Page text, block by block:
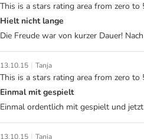
This is a stars rating area from zero to
Hielt nicht lange
Die Freude war von kurzer Dauer!
13.10.15 | Tanja
This is a stars rating area from zero to
Einmal mit gespielt
Einmal ordentlich mit gespielt und
13.10.15 | Tanja